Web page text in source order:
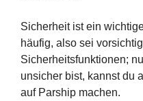
Sicherheit ist ein
häufig, also sei
Sicherheitsfunktionen;
unsicher bist, kannst du
auf Parship machen.